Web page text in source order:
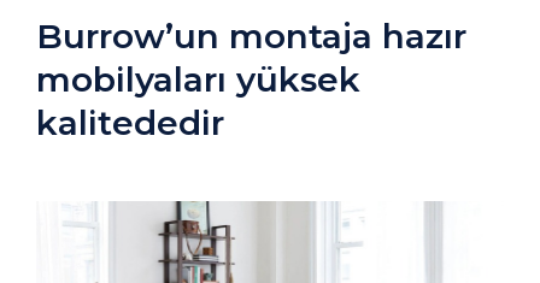
Burrow’un montaja hazır
mobilyaları yüksek
kalitededir